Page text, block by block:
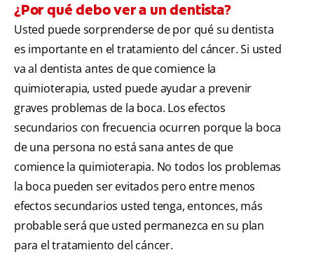
¿Por qué debo ver a un dentista?
Usted puede sorprenderse de por qué su dentista
es importante en el tratamiento del cáncer. Si usted
va al dentista antes de que comience la
quimioterapia, usted puede ayudar a prevenir
graves problemas de la boca. Los efectos
secundarios con frecuencia ocurren porque la boca
de una persona no está sana antes de que
comience la quimioterapia. No todos los problemas
la boca pueden ser evitados pero entre menos
efectos secundarios usted tenga, entonces, más
probable será que usted permanezca en su plan
para el tratamiento del cáncer.